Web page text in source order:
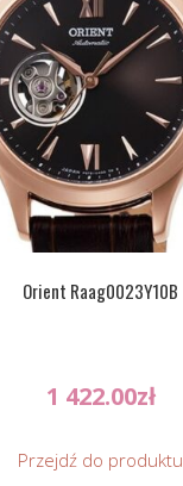
Orient Raag0023Y10B
1 422.00zł
Przejdź do produktu